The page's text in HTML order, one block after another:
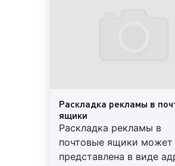
определенному кругу людей.
аудитории при проведении
использованием индор-
легкостью
обстоятельство позволяет
Раскладка рекламы в
ящики
Раскладка рекламы в
почтовые ящики может
представлена в виде